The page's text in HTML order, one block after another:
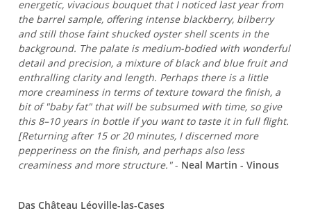
energetic, vivacious bouquet that I noticed last year from
the barrel sample, offering intense blackberry, bilberry
and still those faint shucked oyster shell scents in the
background. The palate is medium-bodied with wonderful
detail and precision, a mixture of black and blue fruit and
enthralling clarity and length. Perhaps there is a little
more creaminess in terms of texture toward the finish, a
bit of "baby fat" that will be subsumed with time, so give
this 8–10 years in bottle if you want to taste it in full flight.
[Returning after 15 or 20 minutes, I discerned more
pepperiness on the finish, and perhaps also less
creaminess and more structure."- Neal Martin - Vinous
Das Château Léoville-las-Cases